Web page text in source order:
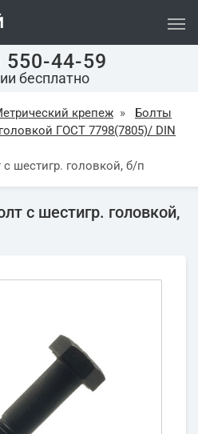
550-44-59
бесплатно
крепеж »
Болты
ГОСТ 7798(7805)/ DIN
шестигр. головкой, б/п
с шестигр. головкой,